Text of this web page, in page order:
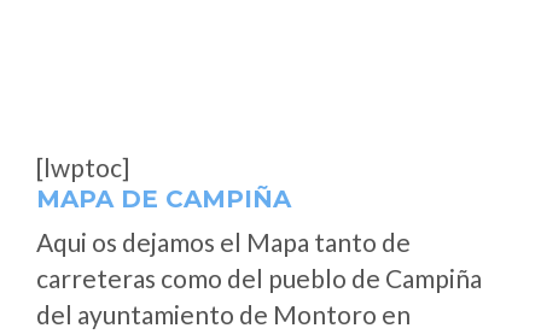
[lwptoc]
MAPA DE CAMPIÑA
Aqui os dejamos el Mapa tanto de
carreteras como del pueblo de Campiña
del ayuntamiento de Montoro en